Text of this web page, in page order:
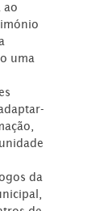
ao
uma
da